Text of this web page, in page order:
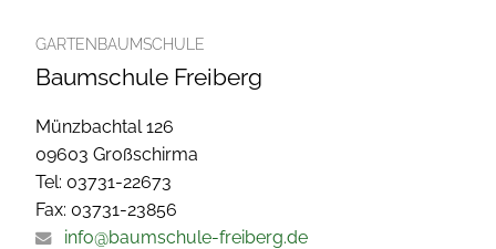
GARTENBAUMSCHULE
Baumschule Freiberg
Münzbachtal 126
09603 Großschirma
Tel: 03731-22673
Fax: 03731-23856
info@baumschule-freiberg.de